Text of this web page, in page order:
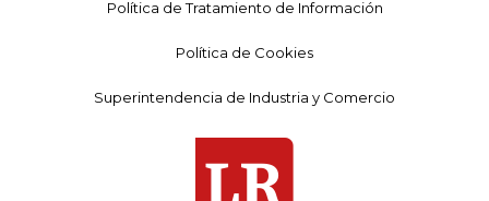
Política de Tratamiento de Información
Política de Cookies
Superintendencia de Industria y Comercio